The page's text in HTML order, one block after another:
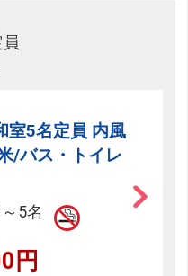
室5名定員 内風
/バス・トイレ
5名
円